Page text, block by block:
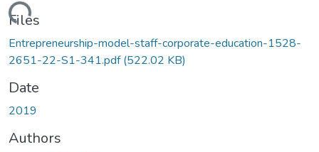
Files
Entrepreneurship-model-staff-corporate-education-1528-
2651-22-S1-341.pdf(522.02 KB)
Date
2019
Authors